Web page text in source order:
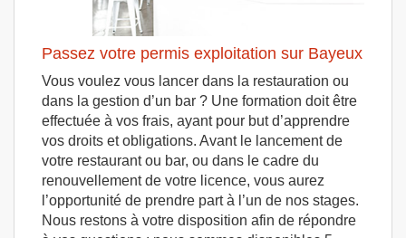
Passez votre permis exploitation sur Bayeux
Vous voulez vous lancer dans la restauration ou
dans la gestion d’un bar ? Une formation doit être
effectuée à vos frais, ayant pour but d’apprendre
vos droits et obligations. Avant le lancement de
votre restaurant ou bar, ou dans le cadre du
renouvellement de votre licence, vous aurez
l’opportunité de prendre part à l’un de nos stages.
Nous restons à votre disposition afin de répondre